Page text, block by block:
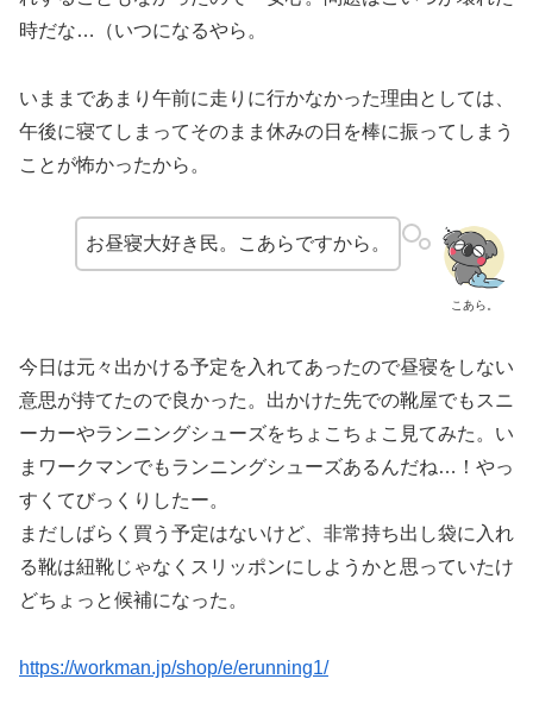
時だな…（いつになるやら。
いままであまり午前に走りに行かなかった理由としては、
午後に寝てしまってそのまま休みの日を棒に振ってしまう
ことが怖かったから。
こあら。
お昼寝大好き民。こあらですから。
今日は元々出かける予定を入れてあったので昼寝をしない
意思が持てたので良かった。出かけた先での靴屋でもスニ
ーカーやランニングシューズをちょこちょこ見てみた。い
まワークマンでもランニングシューズあるんだね…！やっ
す くてびっくりしたー。
まだしばらく買う予定はないけど、非常持ち出し袋に入れ
る靴は紐靴じゃなくスリッポンにしようかと思っていたけ
どちょっと候補になった。
https://workman.jp/shop/e/erunning1/